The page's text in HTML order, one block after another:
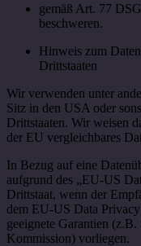
gemäß Art. 77
beschweren.
Hinweis zum
Drittstaaten
Wir verwenden unter
Sitz in den USA oder
Drittstaaten. Wir weisen
der EU vergleichbares
In Bezug auf eine
aufgrund des „EU-US
Drittstaat, wenn der
dem EU-US Data
geeignete Garantien
Kommission) vorliegen.